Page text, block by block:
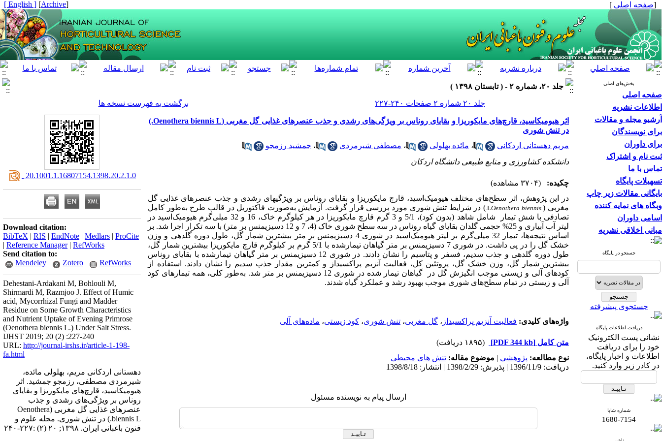
[صفحه اصلی ]
[
Archive
]
[ English ]
بخش‌های اصلی
صفحه اصلی
اطلاعات نشریه
آرشیو مجله و مقالات
برای نویسندگان
برای داوران
ثبت نام و اشتراک
تماس با ما
تسهیلات پایگاه
بایگانی مقالات زیر چاپ
وبگاه های نمایه کننده
اسامی داوران
مبانی اخلاقی نشریه
جستجو در پایگاه
جستجوی پیشرفته
دریافت اطلاعات پایگاه
نشانی پست الکترونیک
خود را برای دریافت
اطلاعات و اخبار پایگاه،
در کادر زیر وارد کنید.
شماره شاپا
1680-7154
جلد ۲۰، شماره ۲ - ( تابستان ۱۳۹۸ )
جلد ۲۰ شماره ۲ صفحات ۲۴۰-۲۲۷
برگشت به فهرست نسخه ها
اثر هیومیکاسید، قارچ‌های مایکوریزا و بقایای روناس بر ویژگی‌های رشدی و جذب عنصرهای غذایی گل مغربی (Oenothera biennis L.)
در تنش شوری
مریم دهستانی اردکانی
، مائده بهلولی ، مصطفی شیرمردی ، جمشید رزمجو
دانشکده کشاورزی و منابع طبیعی دانشگاه اردکان
چکیده:
(۳۷۰۴ مشاهده)
در این پژوهش، اثر سطح‌های مختلف هیومیک‌‌اسید، قارچ مایکوریزا و بقایای روناس بر ویژگی‏های رشدی و جذب عنصرهای غذایی گل
مغربی ( Oenothera biennis
L
.
) در شرایط تنش شوری مورد بررسی قرار گرفت. آزمایش به‌صورت فاکتوریل در قالب طرح به‌طور کامل
تصادفی با شش تیمار شامل شاهد (بدون کود)، 5/1 و 3 گرم قارچ مایکوریزا در هر کیلوگرم خاک، 16 و 32 میلی‌گرم هیومیک‌‌اسید در
لیتر آب آبیاری و 25% حجمی گلدان بقایای گیاه روناس در سه سطح شوری خاک (4، 7 و 12 دسی­زیمنس بر متر)
با سه تکرار اجرا
شد. بر
اساس نتیجه‌ها، تیمار 32 میلی‌گرم بر لیتر هیومیک‌‌اسید در شوری4 دسی­زیمنس بر متر بیشترین شمار گل، طول دوره گلدهی و وزن
خشک گل را در پی داشت. در شوری 7 دسی­زیمنس بر متر گیاهان تیمارشده با 5/1 گرم بر کیلوگرم قارچ مایکوریزا بیشترین شمار گل،
طول دوره گلدهی و جذب سدیم، فسفر و پتاسیم را نشان دادند. در شوری 12 دسی­زیمنس بر متر گیاهان تیمارشده با بقایای روناس
بیشترین شمار گل، وزن خشک گل، پروتئین کل، فعالیت آنزیم پراکسیداز و کمترین مقدار جذب سدیم را نشان دادند. استفاده از
کودهای آلی و زیستی موجب انگیزش گل در گیاهان تیمار شده در شوری 12
دسی­زیمنس بر متر
شد. به‌‌طور کلی، همه تیمارهای کود
آلی و زیستی در تمام سطح‌های شوری موجب بهبود رشد و عملکرد گیاه شدند.
واژه‌های کلیدی: فعالیت آنزیم پراکسیداز ، گل مغربی، تنش شوری، کود زیستی، ماده‌های آلی
متن کامل [PDF 344 kb]
(۱۸۹۵ دریافت)
نوع مطالعه: پژوهشي | موضوع مقاله: تنش های محیطی
دریافت: 1396/11/9 | پذیرش: 1398/2/29 | انتشار: 1398/8/18
ارسال پیام به نویسنده مسئول
‎ 20.1001.1.16807154.1398.20.2.1.0
Download citation:
BibTeX | RIS | EndNote | Medlars | ProCite
| Reference Manager| RefWorks
Send citation to:
Mendeley
Zotero RefWorks
Dehestani-Ardakani M, Bohlouli M,
Shirmardi M, Razmjoo J. Effect of Humic
acid, Mycorrhizal Fungi and Madder
Residue on Some Growth Characteristics
and Nutrient Uptake of Evening Primrose
(Oenothera biennis L.) Under Salt Stress.
IJHST 2019; 20 (2) :227-240
URL: http://journal-irshs.ir/article-1-198-
fa.html
دهستانی اردکانی مریم، بهلولی مائده،
شیرمردی مصطفی، رزمجو جمشید. اثر
هیومیکاسید، قارچ‌های مایکوریزا و بقایای
روناس بر ویژگی‌های رشدی و جذب
عنصرهای غذایی گل مغربی (Oenothera
biennis L.) در تنش شوری. مجله علوم و
فنون باغبانی ایران. ۱۳۹۸; ۲۰ (۲) :۲۲۷-۲۴۰